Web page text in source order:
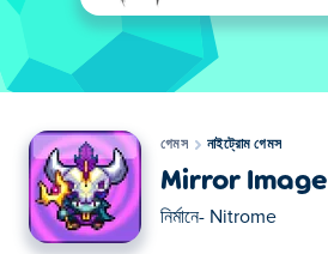
গেমস নাইট্রোম গেমস
Mirror Image
নির্মানে- Nitrome